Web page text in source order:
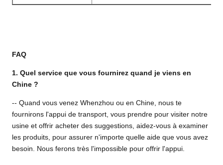
FAQ
1. Quel service que vous fournirez quand je viens en
Chine ?
-- Quand vous venez Whenzhou ou en Chine, nous te
fournirons l'appui de transport, vous prendre pour visiter notre
usine et offrir acheter des suggestions, aidez-vous à examiner
les produits, pour assurer n'importe quelle aide que vous avez
besoin. Nous ferons très l'impossible pour offrir l'appui.